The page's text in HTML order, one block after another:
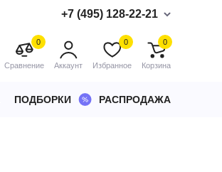
+7 (495) 128-22-21
0
Сравнение Аккаунт
0
Избранное
0
Корзина
ПОДБОРКИ РАСПРОДАЖА